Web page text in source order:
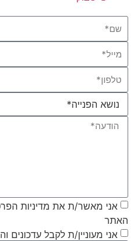
אני מאשר/ת את מדיניות
האתר
אני מעוניין/ת לקבל עדכונים